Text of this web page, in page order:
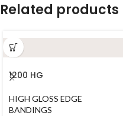
Related products
1200 HG
HIGH GLOSS EDGE
BANDINGS